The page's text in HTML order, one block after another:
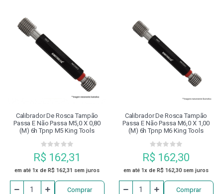
Calibrador De Rosca Tampão
Passa E Não Passa M5,0 X 0,80
(m) 6h Tpnp M5 King Tools
R$ 162,31
em até 1x de R$ 162,31 sem juros
Comprar
Calibrador De Rosca Tampão
Passa E Não Passa M6,0 X 1,00
(m) 6h Tpnp M6 King Tools
R$ 162,30
em até 1x de R$ 162,30 sem juros
Comprar